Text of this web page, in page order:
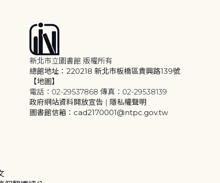
新北市立圖書館 版權所有
總館地址：220218 新北市板橋區貴興路139號
【地圖】
電話：02-29537868 傳真：02-29538139
政府網站資料開放宣告 | 隱私權聲明
圖書館信箱：cad2170001@ntpc.gov.tw